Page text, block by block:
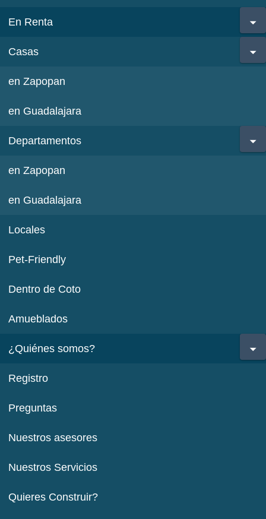
En Renta
Casas
en Zapopan
en Guadalajara
Departamentos
en Zapopan
en Guadalajara
Locales
Pet-Friendly
Dentro de Coto
Amueblados
¿Quiénes somos?
Registro
Preguntas
Nuestros asesores
Nuestros Servicios
Quieres Construir?